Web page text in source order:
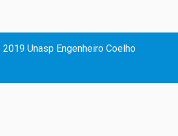
Unasp Engenheiro Coelho